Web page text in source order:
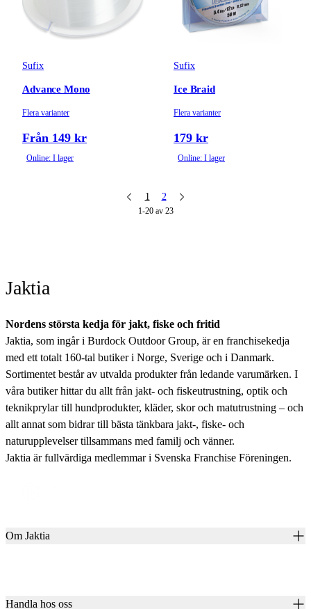
Sufix
Advance Mono
Flera varianter
Från 149 kr
Online: I lager
Sufix
Ice Braid
Flera varianter
179 kr
Online: I lager
1 2
1-20 av 23
Jaktia
Nordens största kedja för jakt, fiske och fritid
Jaktia, som ingår i Burdock Outdoor Group, är en franchisekedja
med ett totalt 160-tal butiker i Norge, Sverige och i Danmark.
Sortimentet består av utvalda produkter från ledande varumärken. I
våra butiker hittar du allt från jakt- och fiskeutrustning, optik och
teknikprylar till hundprodukter, kläder, skor och matutrustning – och
allt annat som bidrar till bästa tänkbara jakt-, fiske- och
naturupplevelser tillsammans med familj och vänner.
Jaktia är fullvärdiga medlemmar i Svenska Franchise Föreningen.
Om Jaktia
Karriär
Handla hos oss